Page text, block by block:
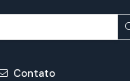
Contato